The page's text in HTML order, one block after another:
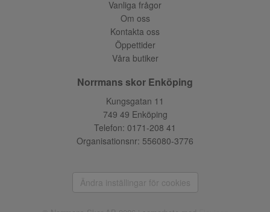
Vanliga frågor
Om oss
Kontakta oss
Öppettider
Våra butiker
Norrmans skor Enköping
Kungsgatan 11
749 49 Enköping
Telefon: 0171-208 41
Organisationsnr: 556080-3776
Ändra inställingar för cookies